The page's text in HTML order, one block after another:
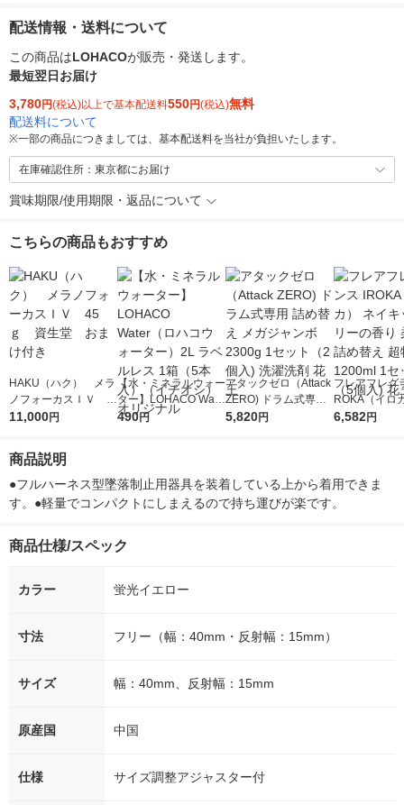
配送情報・送料について
この商品はLOHACOが販売・発送します。
最短翌日お届け
3,780円(税込)以上で基本配送料550円(税込)無料
配送料について
※一部の商品につきましては、基本配送料を当社が負担いたします。
在庫確認住所：東京都にお届け
賞味期限/使用期限・返品について
こちらの商品もおすすめ
HAKU（ハク） メラ
ノフォーカスＩＶ 4
5ｇ 資生堂 おまけ
11,000円
【水・ミネラルウォー
ター】LOHACO Wate
r（ロハコウォータ
490円
アタックゼロ（Attack
ZERO) ドラム式専用
詰め替え メガジャン
5,820円
フレアフレグ
ROKA（イロ
イキッドリリ
6,582円
商品説明
●フルハーネス型墜落制止用器具を装着している上から着用できま
す。●軽量でコンパクトにしまえるので持ち運びが楽です。
商品仕様/スペック
カラー 蛍光イエロー
寸法 フリー（幅：40mm・反射幅：15mm）
サイズ 幅：40mm、反射幅：15mm
原産国 中国
仕様 サイズ調整アジャスター付